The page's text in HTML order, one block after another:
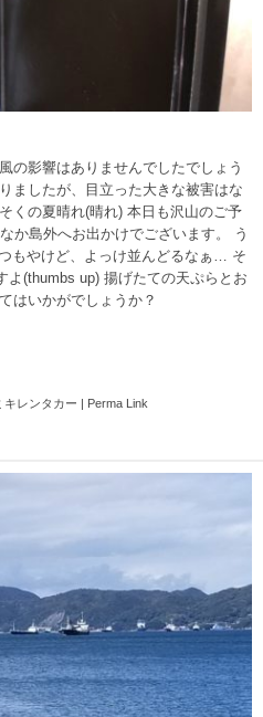
の影響はありませんでしたでしょう
ましたが、目立った大きな被害はな
くの夏晴れ(晴れ) 本日も沢山のご予
か島外へお出かけでございます。 う
もやけど、よっけ並んどるなぁ… そ
よ(thumbs up) 揚げたての天ぷらとお
はいかがでしょうか？
キレンタカー | Perma Link